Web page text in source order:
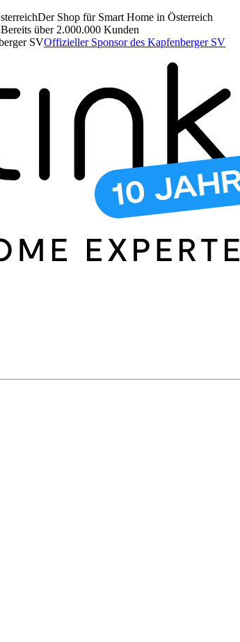
Der Shop für Smart Home in Österreich
Bereits über 2.000.000 Kunden
Offizieller Sponsor des Kapfenberger SV